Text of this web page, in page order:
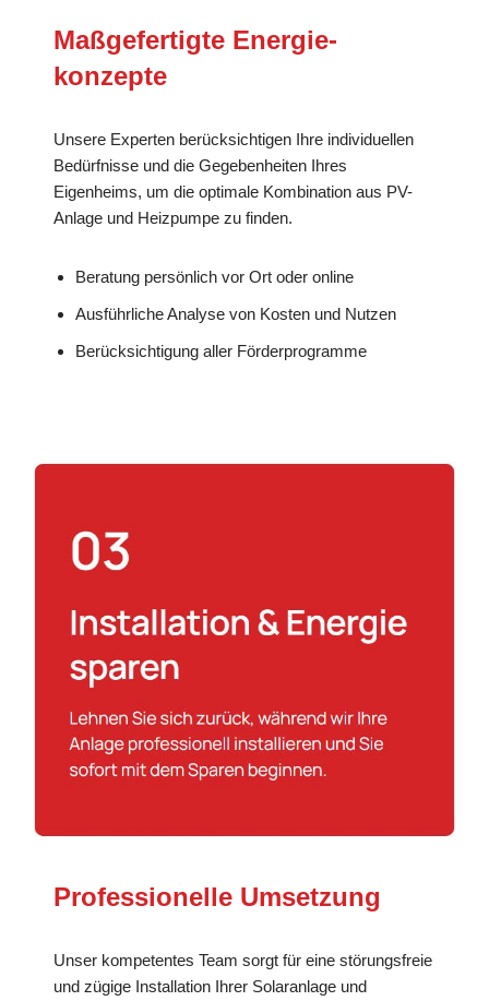
Maßgefertigte Energie­
konzepte
Unsere Experten berücksichtigen Ihre individuellen
Bedürfnisse und die Gegebenheiten Ihres
Eigenheims, um die optimale Kombination aus PV-
Anlage und Heizpumpe zu finden.
Beratung persönlich vor Ort oder online
Ausführliche Analyse von Kosten und Nutzen
Berücksichtigung aller Förderprogramme
Professionelle Umsetzung
Unser kompetentes Team sorgt für eine störungsfreie
und zügige Installation Ihrer Solaranlage und